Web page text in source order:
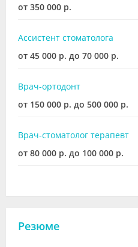
от 350 000 р.
Ассистент стоматолога
от 45 000 р. до 70 000 р.
Врач-ортодонт
от 150 000 р. до 500 000 р.
Врач-стоматолог терапевт
от 80 000 р. до 100 000 р.
Резюме